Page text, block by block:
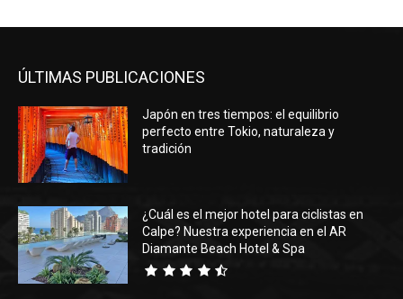
ÚLTIMAS PUBLICACIONES
Japón en tres tiempos: el equilibrio
perfecto entre Tokio, naturaleza y
tradición
¿Cuál es el mejor hotel para ciclistas en
Calpe? Nuestra experiencia en el AR
Diamante Beach Hotel & Spa